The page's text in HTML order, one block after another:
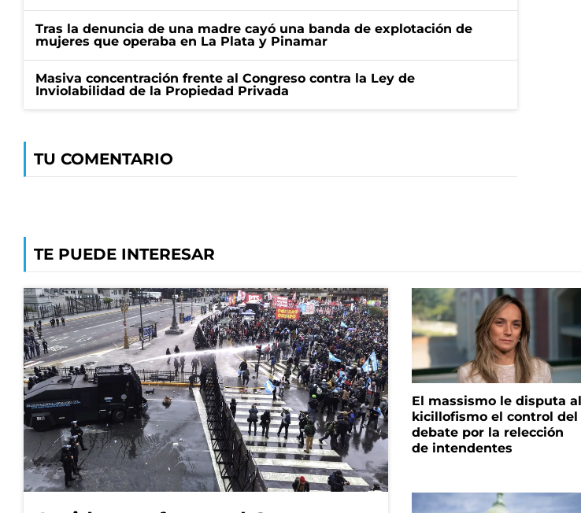
Tras la denuncia de una madre cayó una banda de explotación de
mujeres que operaba en La Plata y Pinamar
Masiva concentración frente al Congreso contra la Ley de
Inviolabilidad de la Propiedad Privada
TU COMENTARIO
TE PUEDE INTERESAR
El massismo le disputa al
kicillofismo el control del
debate por la relección
de intendentes